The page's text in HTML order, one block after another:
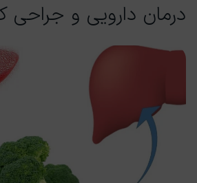
درمان دارویی و جراحی